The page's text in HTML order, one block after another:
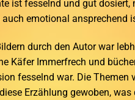
ist fesselnd und gut dosiert,
emotional ansprechend
durch den Autor war
Käfer Immerfrech und
fesselnd war. Die Themen
Erzählung gewoben,